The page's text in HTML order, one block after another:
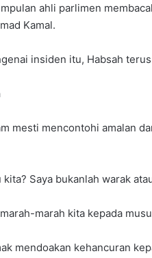
ahli parlimen
Kamal.
insiden itu, Habsah
mesti mencontohi amalan
kita? Saya bukanlah warak
marah kita kepada
mendoakan kehancuran